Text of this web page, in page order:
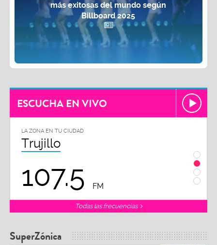
más exitosas del mundo según
Billboard 2025
ESCUCHA EN VIVO
LA ZONA EN TU CIUDAD
Trujillo
107.5 FM
Todas las frecuencias
SuperZónica